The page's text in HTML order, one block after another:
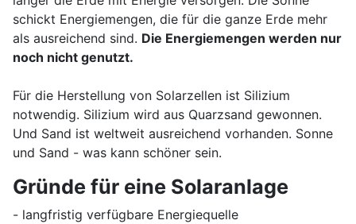
schickt Energiemengen, die für die ganze Erde mehr
als ausreichend sind. Die Energiemengen werden nur
noch nicht genutzt.
Für die Herstellung von Solarzellen ist Silizium
notwendig. Silizium wird aus Quarzsand gewonnen.
Und Sand ist weltweit ausreichend vorhanden. Sonne
und Sand - was kann schöner sein.
Gründe für eine Solaranlage
- langfristig verfügbare Energiequelle